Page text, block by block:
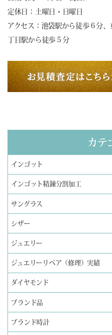
定休日：土曜日・日曜日
アクセス：池袋駅から徒歩６分
丁目駅から徒歩５分
カテ
インゴット
インゴット精錬分割加工
サングラス
シザー
ジュエリー
ジュエリーリペア（修理）実績
ダイヤモンド
ブランド品
ブランド時計